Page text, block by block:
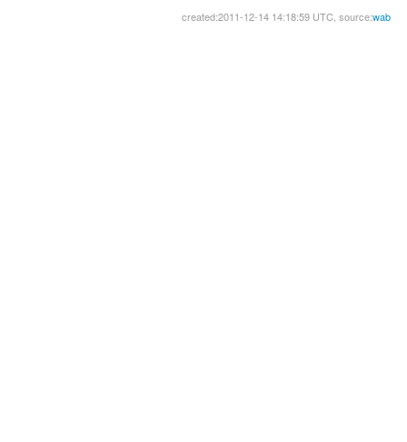
created:2011-12-14 14:18:59 UTC, source:wab